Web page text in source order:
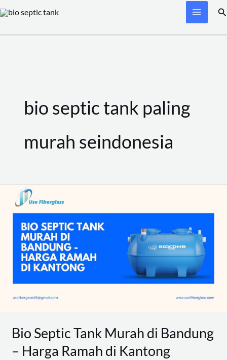
Skip
content
bio septic tank paling
murah seindonesia
Bio Septic Tank Murah di Bandung
– Harga Ramah di Kantong
Bio
Septic
Murah
Bandung
Kantong